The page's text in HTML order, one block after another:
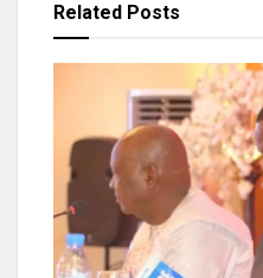
Related Posts